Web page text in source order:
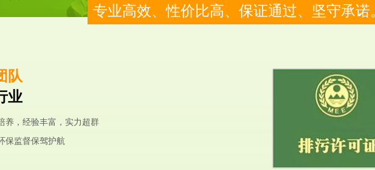
专业高效、性价比高、保证通过、坚守承诺
队
业
养，经验丰富，实力超群
保监督保驾护航